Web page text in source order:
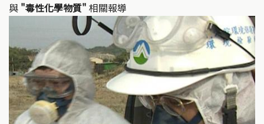
與 "毒性化學物質" 相關報導